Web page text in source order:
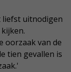
liefst uitnodigen
oorzaak van de
tien gevallen is